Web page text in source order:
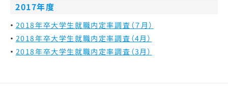
2017年度
2018年卒大学生就職内定率調査（７月）
2018年卒大学生就職内定率調査（4月）
2018年卒大学生就職内定率調査（3月）